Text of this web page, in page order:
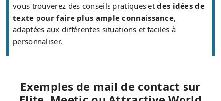
vous trouverez des conseils pratiques etdes idées de
texte pour faire plus ample connaissance,
adaptées aux différentes situations et faciles à
personnaliser.
Exemples de mail de contact sur